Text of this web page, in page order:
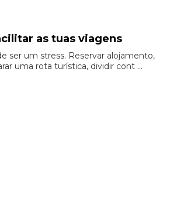
as tuas viagens
ser um stress. Reservar alojamento,
uma rota turística, dividir cont ...